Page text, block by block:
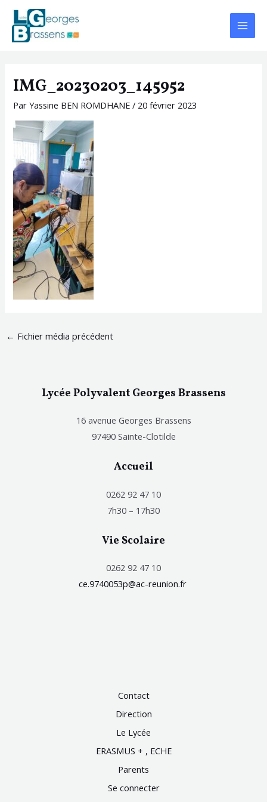
Aller
contenu
Main
Menu
IMG_20230203_145952
ParYassine BEN ROMDHANE/ 20 février 2023
Navigation
des
articles
← Fichier média précédent
Lycée Polyvalent Georges Brassens
16 avenue Georges Brassens
97490 Sainte-Clotilde
Accueil
0262 92 47 10
7h30 – 17h30
Vie Scolaire
0262 92 47 10
ce.9740053p@ac-reunion.fr
Contact
Direction
Le Lycée
ERASMUS + , ECHE
Parents
Se connecter